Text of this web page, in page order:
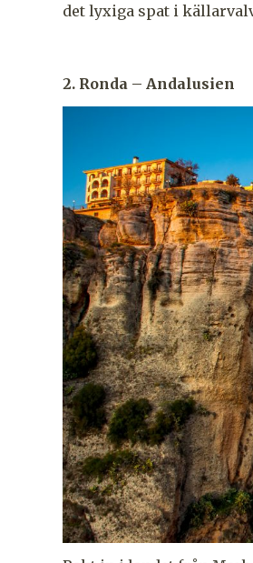
det lyxiga spat i
2. Ronda – Andalusien